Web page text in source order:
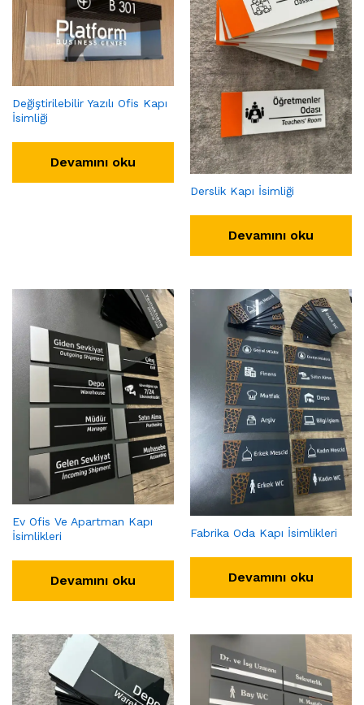
Değiştirilebilir Yazılı Ofis Kapı
İsimliği
Devamını oku
Derslik Kapı İsimliği
Devamını oku
Ev Ofis Ve Apartman Kapı
İsimlikleri
Devamını oku
Fabrika Oda Kapı İsimlikleri
Devamını oku